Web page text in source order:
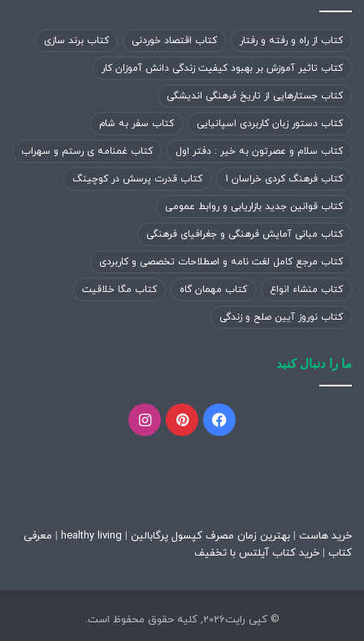
کتاب از راه و رفته و رفتار کتاب اقتصاد خوردنی کتاب برند سازی
کتاب تاثیر آموزش بر بهبود کیفیت زندگی دانش آموزان کار
کتاب جستارهایی از تاریخ فرهنگی اندیشگی
کتاب دستور زبان کاربردی اسپانیایی کتاب سفر به شام
کتاب سلام و عصرتون به خیر : دفتر اول کتاب غمنامه ی رستم و سهراب
کتاب فرهنگ کردی خراسان 1 کتاب قدرت پرسش در کوچینگ
کتاب قوانین جدید بازاریابی و روابط عمومی
کتاب مبانی آمایش فرهنگی و جغرافیای فرهنگی
کتاب مرجع کامل لغت نامه و اصطلاحات تخصصی و کاربردی
کتاب منشاء انواع کتاب مهمان گاه کتاب مگا خلاقیت
کتاب نوروز آیین صلح و زندگی
ما را دنبال کنید
فیسبوکپینتریستاینستاگرام
خرید هاست | بهترین زمان مصرف کپسول پرگابالین |
healthy living
| معرفی
کتاب | خرید کتاب آیلتس با تخفیف
© کپی رایت2026, کلیه حقوق محفوظ است.